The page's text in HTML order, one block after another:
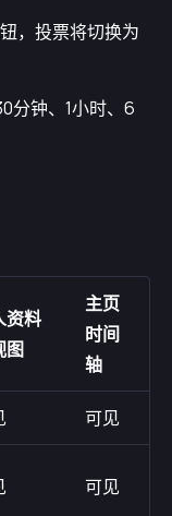
，投票将切换为
分钟、1小时、6
资料
图
主页
时间
轴
可见
可见